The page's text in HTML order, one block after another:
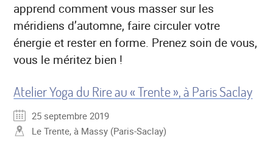
apprend comment vous masser sur les
méridiens d’automne, faire circuler votre
énergie et rester en forme. Prenez soin de vous,
vous le méritez bien !
Atelier Yoga du Rire au « Trente », à Paris Saclay
25 septembre 2019
Le Trente, à Massy (Paris-Saclay)